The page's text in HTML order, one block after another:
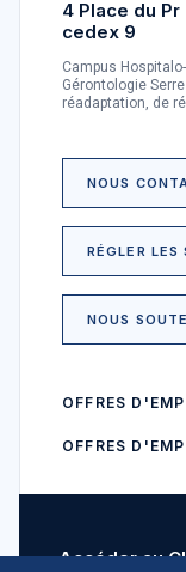
4 Place du
cedex 9
Campus
Gérontologie
réadaptation, de
NOUS
RÉGLER LES
NOUS
OFFRES
OFFRES
Accéder au